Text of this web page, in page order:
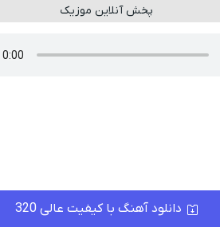
پخش آنلاین موزیک
دانلود آهنگ با کیفیت عالی 320